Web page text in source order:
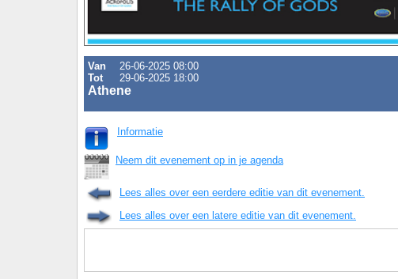
Van
26-06-2025 08:00
Tot
29-06-2025 18:00
Athene
Informatie
Neem dit evenement op in je agenda
Lees alles over een eerdere editie van dit evenement.
Lees alles over een latere editie van dit evenement.